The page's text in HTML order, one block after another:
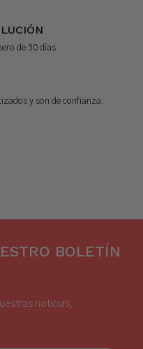
de 30 días
y son de confianza.
BOLETÍN
noticias,